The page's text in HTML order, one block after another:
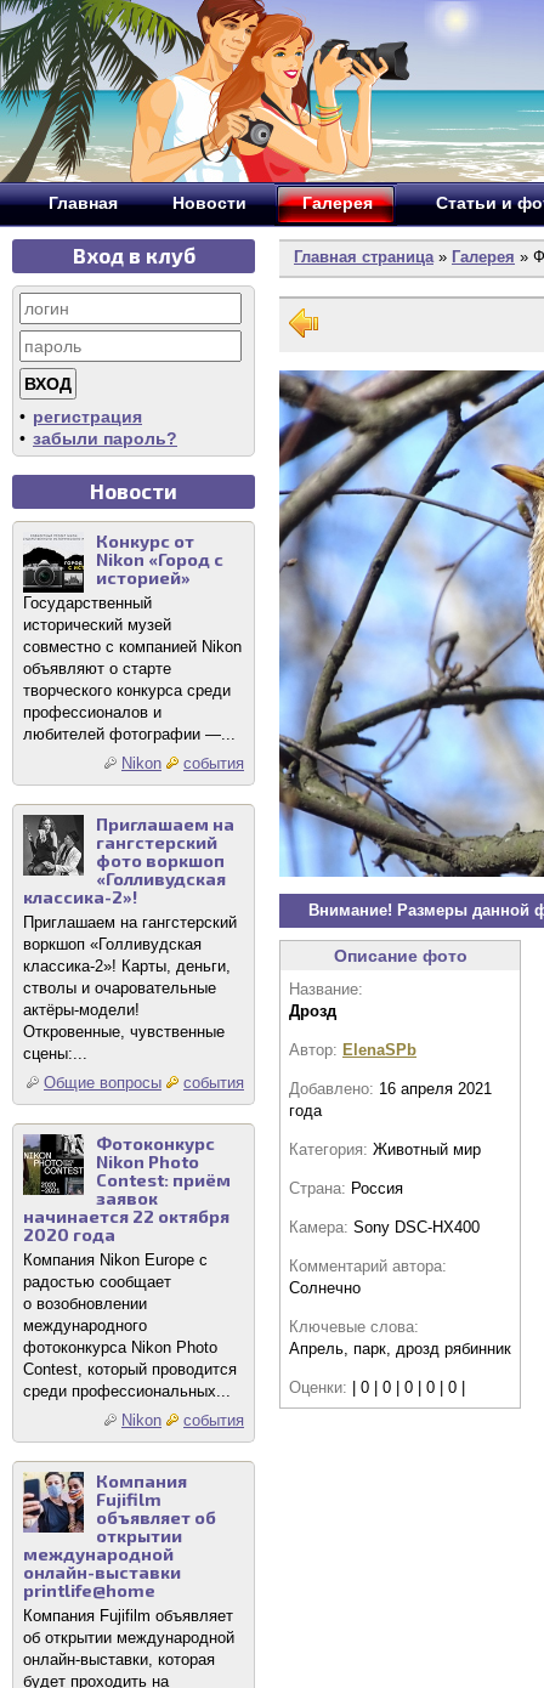
Главная Новости Галерея Статьи и
Вход в клуб
• регистрация
• забыли пароль?
Новости
Конкурс от
Nikon «Город с
историей»
Государственный
исторический музей
совместно с компанией Nikon
объявляют о старте
творческого конкурса среди
профессионалов и
любителей фотографии —...
Nikon
события
Приглашаем на
гангстерский
фото воркшоп
«Голливудская
классика-2»!
Приглашаем на гангстерский
воркшоп «Голливудская
классика-2»! Карты, деньги,
стволы и очаровательные
актёры-модели!
Откровенные, чувственные
сцены:...
Общие вопросы
события
Фотоконкурс
Nikon Photo
Contest: приём
заявок
начинается 22 октября
2020 года
Компания Nikon Europe с
радостью сообщает
о возобновлении
международного
фотоконкурса Nikon Photo
Contest, который проводится
среди профессиональных...
Nikon
события
Компания
Fujifilm
объявляет об
открытии
международной
онлайн-выставки
printlife@home
Компания Fujifilm объявляет
об открытии международной
онлайн-выставки, которая
будет проходить на
Главная страница» Галерея »
Внимание! Размеры данной
Описание фото
Название:
Дрозд
Автор: ElenaSPb
Добавлено: 16 апреля 2021
года
Категория: Животный мир
Страна: Россия
Камера: Sony DSC-HX400
Комментарий автора:
Солнечно
Ключевые слова:
Апрель, парк, дрозд рябинник
Оценки: | 0 | 0 | 0 | 0 | 0 |